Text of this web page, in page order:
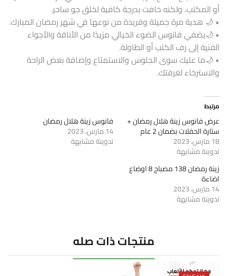
أو المكتب، ولكنه خافت بدرجة كافية لخلق جو ساحر.
• 🌙 هدية مرة جميلة وفريدة من نوعها في شهر رمضان المبارك.
• 🌙يضفي فانوس الضوء الخيالي مزيدًا من الأناقة والأجواء
الفنية إلى رف الكتب أو الطاولة.
• 🌙ما عليك سوى الجلوس والاستمتاع وإضافة بعض الراحة
والاسترخاء لغرفتك.
مرتبط
عرض فانوس زينة هلال رمضان +
ستارة الحفلات بضمان 2 عام
18 مارس، 2023
تدوينة مشابهة
فانوس زينة هلال رمضان
14 مارس، 2023
تدوينة مشابهة
زينة رمضان 138 مصباح 8 اوضاع
اضاءة
14 مارس، 2023
تدوينة مشابهة
منتجات ذات صله